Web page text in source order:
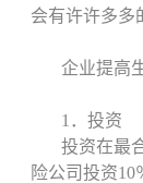
会有许许多多
企业提高
1．投资
投资在最
险公司投资